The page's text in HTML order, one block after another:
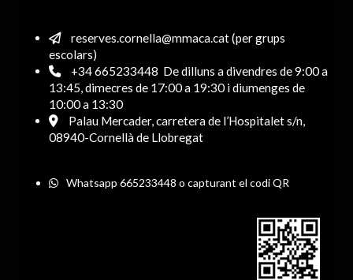
reserves.cornella@mmaca.cat (per grups
escolars)
+34 665233448 De dilluns a divendres de 9:00 a
13:45, dimecres de 17:00 a 19:30 i diumenges de
10:00 a 13:30
Palau Mercader, carretera de l’Hospitalet s/n,
08940-Cornellà de Llobregat
Whatsapp 665233448 o capturant el codi QR